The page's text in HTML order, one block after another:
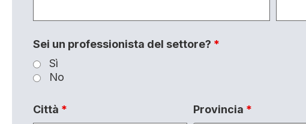
Sei un professionista del settore? *
Sì
No
Città * Provincia *